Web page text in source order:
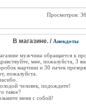
Просмотров:
В магазине. / Анекдоты
мужчина обращается к
мне, пожалуйста, 3
мартини и 30 пачек
пожалуйста.
человек, подождите!
такое?
меня с собой!